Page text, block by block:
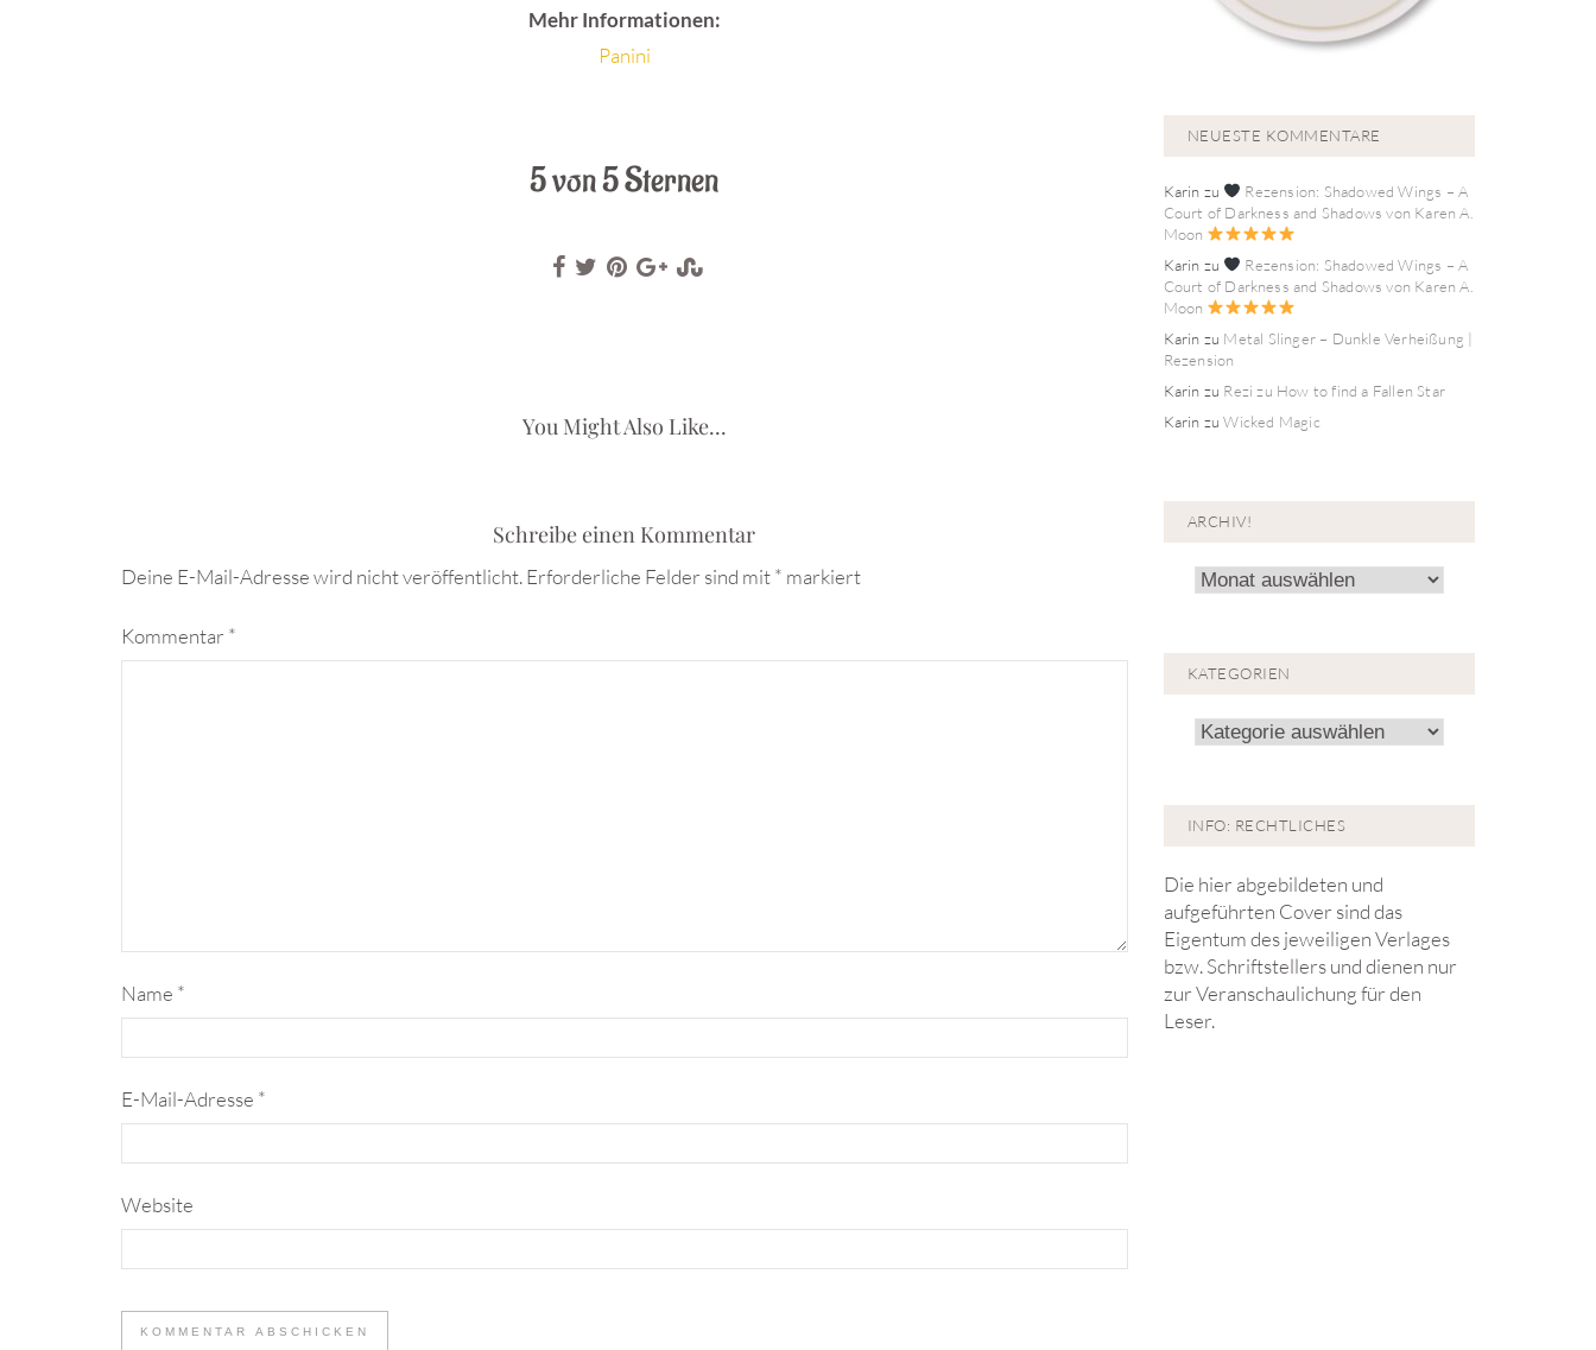
Mehr Informationen:
Panini
5 von 5 Sternen
You Might Also Like...
Schreibe einen Kommentar
Deine E-Mail-Adresse wird nicht veröffentlicht.Erforderliche Felder sind mit* markiert
Kommentar *
Name *
E-Mail-Adresse *
Website
NEUESTE KOMMENTARE
Karin zu
Rezension: Shadowed Wings – A
Court of Darkness and Shadows von Karen A.
Moon
Karin zu
Rezension: Shadowed Wings – A
Court of Darkness and Shadows von Karen A.
Moon
Karin zu Metal Slinger – Dunkle Verheißung |
Rezension
Karin zu Rezi zu How to find a Fallen Star
Karin zuWicked Magic
ARCHIV!
Archiv!
KATEGORIEN
Kategorien
INFO: RECHTLICHES
Die hier abgebildeten und
aufgeführten Cover sind das
Eigentum des jeweiligen Verlages
bzw. Schriftstellers und dienen nur
zur Veranschaulichung für den
Leser.